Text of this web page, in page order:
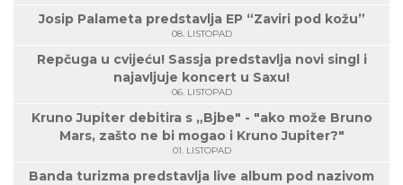
Josip Palameta predstavlja EP “Zaviri pod kožu”
08. LISTOPAD
Repčuga u cvijeću! Sassja predstavlja novi singl i
najavljuje koncert u Saxu!
06. LISTOPAD
Kruno Jupiter debitira s „Bjbe" - "ako može Bruno
Mars, zašto ne bi mogao i Kruno Jupiter?"
01. LISTOPAD
Banda turizma predstavlja live album pod nazivom